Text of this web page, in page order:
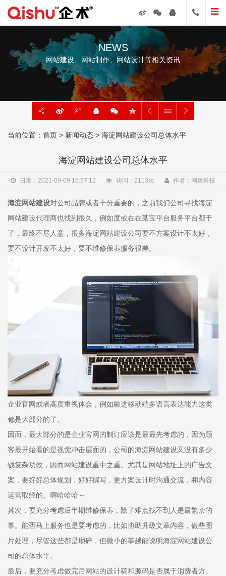
NEWS
网站建设、网站制作、网站设计等相关资讯
当前位置： 首页 > 新闻动态 > 海淀网站建设公司总体水平
海淀网站建设公司总体水平
日期：2021-09-09 15:57:12 访问： 2113次 作者：网建科技
海淀网站建设对公司品牌或者十分重要的，之前我们公司寻找海淀
网站建设代理商也找到很久，例如度或在在某宝平台服务平台都干
了，最终不尽人意，很多海淀网站建设公司要不方案设计不太好，
要不设计开发不太好，要不维修保养服务很差。
企业官网或者高度重视体会，例如融进移动端多语言表达能力这类
都是大部分的了。
因而，最大部分的是企业官网的制订应该是最最先考虑的，因为顾
客最开始看的是视觉冲击层面的，公司的海淀网站建设又没有多少
钱复杂功效，因而网站建设重中之重。尤其是网站地址上的广告文
案，要好好总体规划，好好撰写，更方案设计时沟通交流，和内容
运营取经的。啊哈哈哈～
其次，要充分考虑后半期维修保养，除了难点找不到人是最繁杂的
事。能否马上服务也是要考虑的，比如协助升級文章内容，做些图
片处理，尽管这些都是琐碎，但微小的事越能说明海淀网站建设公
司的总体水平。
最后，要充分考虑做完后网站的设计稿和源码是否属于消费者方。